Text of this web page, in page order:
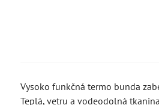
Vysoko funkčná termo bunda
Teplá, vetru a vodeodolná